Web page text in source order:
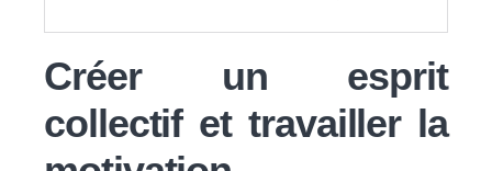
Créer un esprit
collectif et travailler la